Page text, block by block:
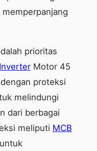
prioritas
Motor 45
proteksi
melindungi
dari berbagai
meliputi MCB